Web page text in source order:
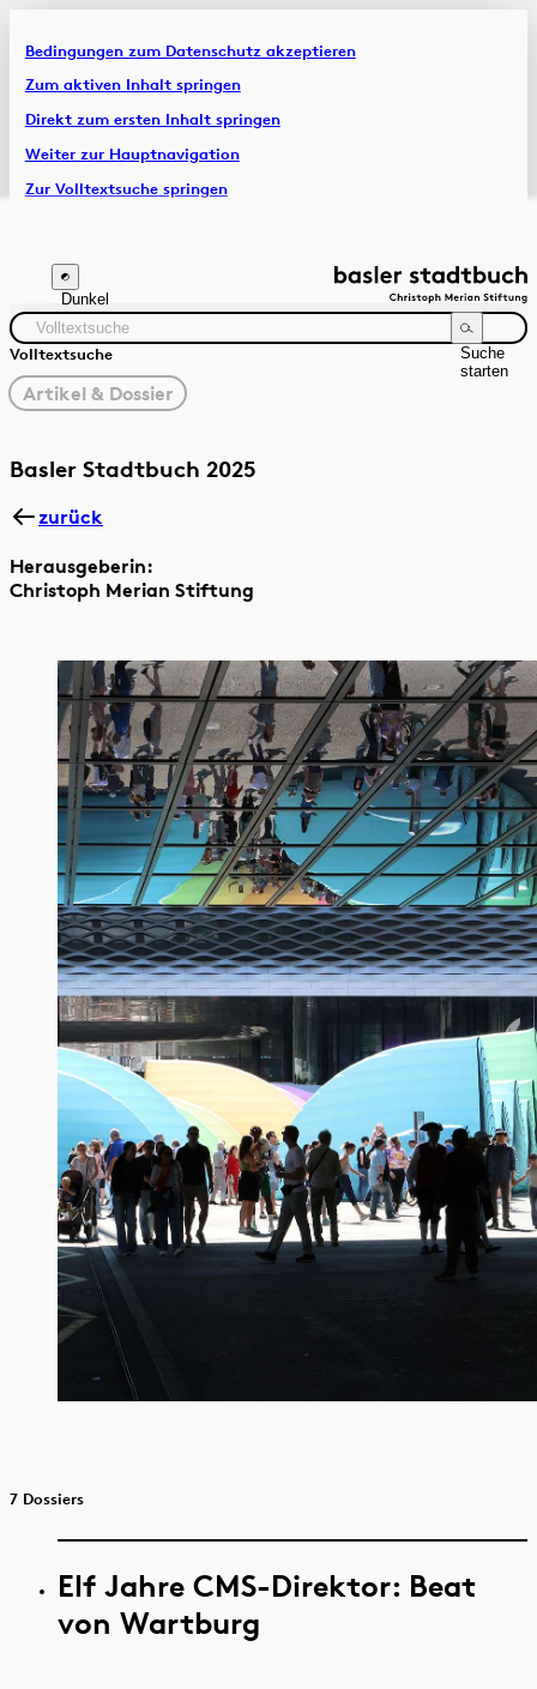
Bedingungen zum Datenschutz akzeptieren
Zum aktiven Inhalt springen
Direkt zum ersten Inhalt springen
Weiter zur Hauptnavigation
Zur Volltextsuche springen
Artikel & Dossiers
Chronik
Dunkel
Volltextsuche
Suche
starten
gewählter
Filter
Artikel & Dossier
Zeitraum Autor:in
Basler Stadtbuch 2025
zurück
Herausgeberin:
Christoph Merian Stiftung
7 Dossiers
Elf Jahre CMS-Direktor: Beat
von Wartburg